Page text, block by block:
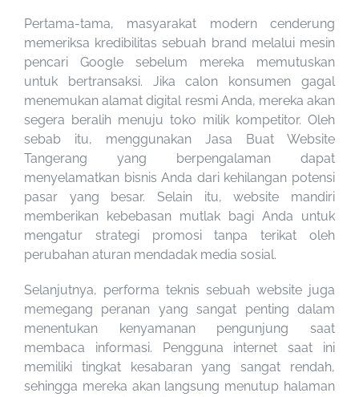
Pertama-tama, masyarakat modern cenderung
memeriksa kredibilitas sebuah brand melalui mesin
pencari Google sebelum mereka memutuskan
untuk bertransaksi. Jika calon konsumen gagal
menemukan alamat digital resmi Anda, mereka akan
segera beralih menuju toko milik kompetitor. Oleh
sebab itu, menggunakan Jasa Buat Website
Tangerang yang berpengalaman dapat
menyelamatkan bisnis Anda dari kehilangan potensi
pasar yang besar. Selain itu, website mandiri
memberikan kebebasan mutlak bagi Anda untuk
mengatur strategi promosi tanpa terikat oleh
perubahan aturan mendadak media sosial.
Selanjutnya, performa teknis sebuah website juga
memegang peranan yang sangat penting dalam
menentukan kenyamanan pengunjung saat
membaca informasi. Pengguna internet saat ini
memiliki tingkat kesabaran yang sangat rendah,
sehingga mereka akan langsung menutup halaman